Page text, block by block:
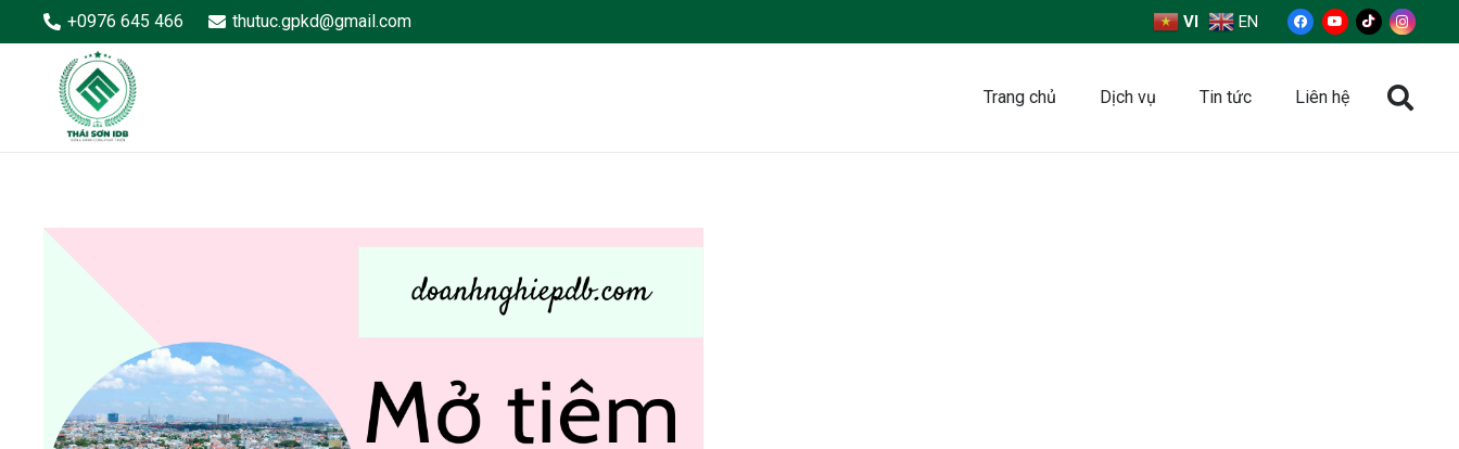
+0976 645 466 thutuc.gpkd@gmail.com VI EN
Trang chủ Dịch vụ Tin tức Liên hệ